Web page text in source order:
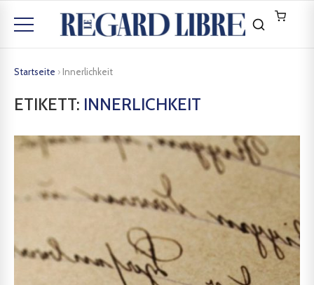
Startseite › Innerlichkeit
ETIKETT: INNERLICHKEIT